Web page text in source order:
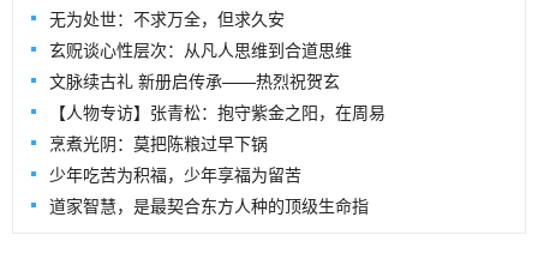
无为处世：不求万全，但求久安
玄贶谈心性层次：从凡人思维到合道思维
文脉续古礼 新册启传承——热烈祝贺玄
【人物专访】张青松：抱守紫金之阳，在周易
烹煮光阴：莫把陈粮过早下锅
少年吃苦为积福，少年享福为留苦
道家智慧，是最契合东方人种的顶级生命指